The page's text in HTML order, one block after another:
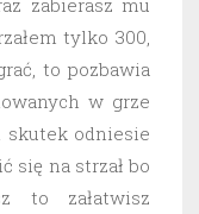
zabierasz mu
tylko 300,
to pozbawia
w grze
skutek odniesie
się na strzał bo
to załatwisz